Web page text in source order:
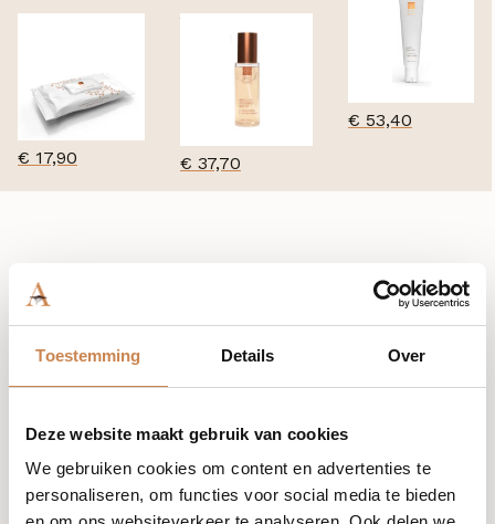
Toestemming Details Over
Deze website maakt gebruik van cookies
We gebruiken cookies om content en advertenties te
personaliseren, om functies voor social media te bieden
€ 17,90 € 37,70
€ 53,40
Hoe te gebruiken
Schudden voor gebruik
Aanbrengen
02